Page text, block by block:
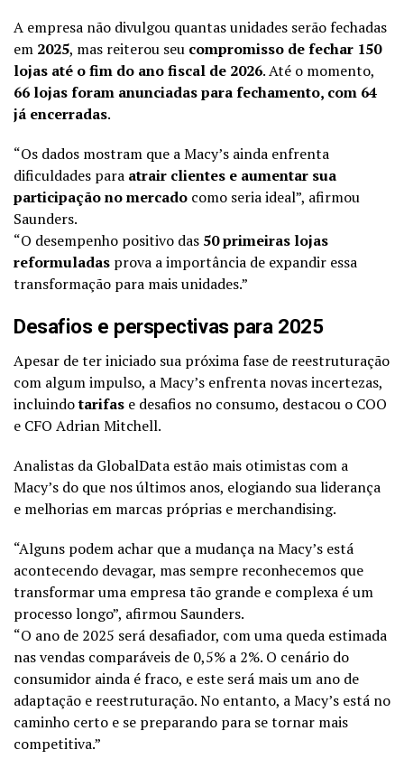
A empresa não divulgou quantas unidades serão fechadas
em 2025, mas reiterou seu compromisso de fechar 150
lojas até o fim do ano fiscal de 2026. Até o momento,
66 lojas foram anunciadas para fechamento, com 64
já encerradas.
“Os dados mostram que a Macy’s ainda enfrenta
dificuldades para atrair clientes e aumentar sua
participação no mercado como seria ideal”, afirmou
Saunders.
“O desempenho positivo das 50 primeiras lojas
reformuladas prova a importância de expandir essa
transformação para mais unidades.”
Desafios e perspectivas para 2025
Apesar de ter iniciado sua próxima fase de reestruturação
com algum impulso, a Macy’s enfrenta novas incertezas,
incluindotarifas e desafios no consumo, destacou o COO
e CFO Adrian Mitchell.
Analistas da GlobalData estão mais otimistas com a
Macy’s do que nos últimos anos, elogiando sua liderança
e melhorias em marcas próprias e merchandising.
“Alguns podem achar que a mudança na Macy’s está
acontecendo devagar, mas sempre reconhecemos que
transformar uma empresa tão grande e complexa é um
processo longo”, afirmou Saunders.
“O ano de 2025 será desafiador, com uma queda estimada
nas vendas comparáveis de 0,5% a 2%. O cenário do
consumidor ainda é fraco, e este será mais um ano de
adaptação e reestruturação. No entanto, a Macy’s está no
caminho certo e se preparando para se tornar mais
competitiva.”